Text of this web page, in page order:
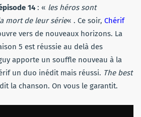
14: « les héros sont
mort de leur série« . Ce soir, Chérif
vers de nouveaux horizons. La
5 est réussie au delà des
apporte un souffle nouveau à la
un duo inédit mais réussi. The best
la chanson. On vous le garantit.